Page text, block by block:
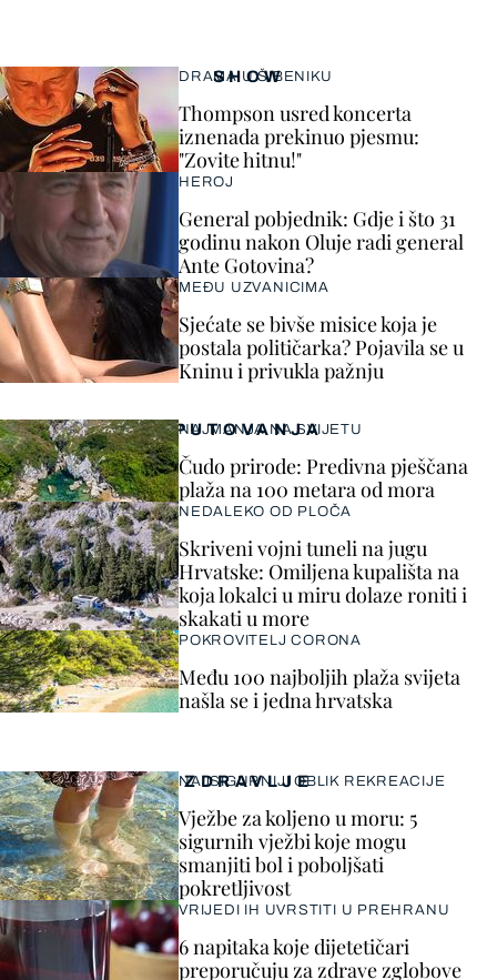
SHOW
DRAMA U ŠIBENIKU
Thompson usred koncerta
iznenada prekinuo pjesmu:
"Zovite hitnu!"
HEROJ
General pobjednik: Gdje i što 31
godinu nakon Oluje radi general
Ante Gotovina?
MEĐU UZVANICIMA
Sjećate se bivše misice koja je
postala političarka? Pojavila se u
Kninu i privukla pažnju
ZDRAVLJE
NAJSIGURNIJI OBLIK REKREACIJE
Vježbe za koljeno u moru: 5
sigurnih vježbi koje mogu
smanjiti bol i poboljšati
pokretljivost
VRIJEDI IH UVRSTITI U PREHRANU
6 napitaka koje dijetetičari
preporučuju za zdrave zglobove
PUTOVANJA
NAJMANJA NA SVIJETU
Čudo prirode: Predivna pješčana
plaža na 100 metara od mora
NEDALEKO OD PLOČA
Skriveni vojni tuneli na jugu
Hrvatske: Omiljena kupališta na
koja lokalci u miru dolaze roniti i
skakati u more
POKROVITELJ CORONA
Među 100 najboljih plaža svijeta
našla se i jedna hrvatska